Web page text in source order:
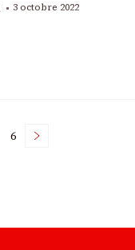
3 octobre 2022
Page
6